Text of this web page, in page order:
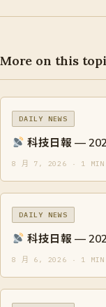
More on this
DAILY NEWS
科技日報 —
8 月 7, 2026 · 1 MIN
DAILY NEWS
科技日報 —
8 月 6, 2026 · 1 MIN